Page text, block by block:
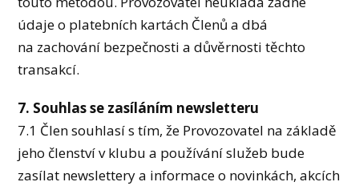
údaje o platebních kartách Členů a dbá
na zachování bezpečnosti a důvěrnosti těchto
transakcí.
7. Souhlas se zasíláním newsletteru
7.1 Člen souhlasí s tím, že Provozovatel na základě
jeho členství v klubu a používání služeb bude
zasílat newslettery a informace o novinkách, akcích